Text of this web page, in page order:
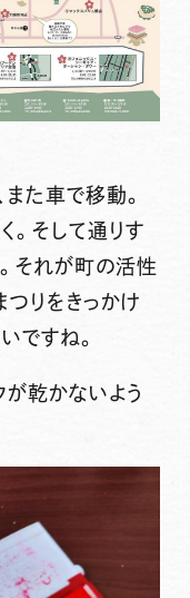
た車で移動。
。そして通りす
それが町の活性
つりをきっかけ
ですね。
が乾かないよう